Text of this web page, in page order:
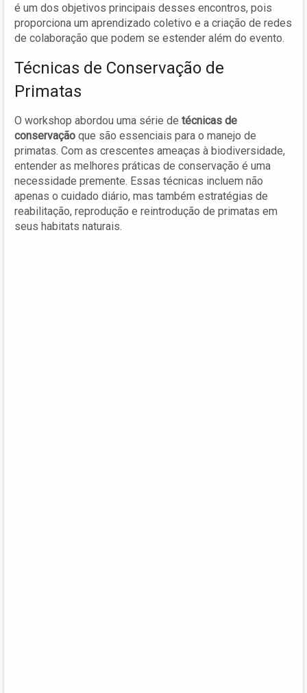
é um dos objetivos principais desses encontros, pois
proporciona um aprendizado coletivo e a criação de redes
de colaboração que podem se estender além do evento.
Técnicas de Conservação de
Primatas
O workshop abordou uma série de técnicas de
conservação que são essenciais para o manejo de
primatas. Com as crescentes ameaças à biodiversidade,
entender as melhores práticas de conservação é uma
necessidade premente. Essas técnicas incluem não
apenas o cuidado diário, mas também estratégias de
reabilitação, reprodução e reintrodução de primatas em
seus habitats naturais.